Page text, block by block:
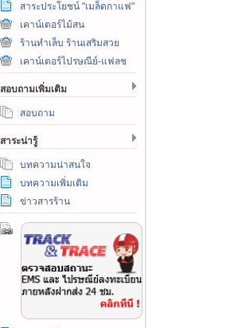
สาระประโยชน์ "เมล็ดกาแฟ"
เคาน์เตอร์ไม้สน
ร้านทำเล็บ ร้านเสริมสวย
เคาน์เตอร์ไปรษณีย์-แฟลช
สอบถามเพิ่มเติม
สอบถาม
สาระน่ารู้
บทความน่าสนใจ
บทความเพิ่มเติม
ข่าวสารร้าน